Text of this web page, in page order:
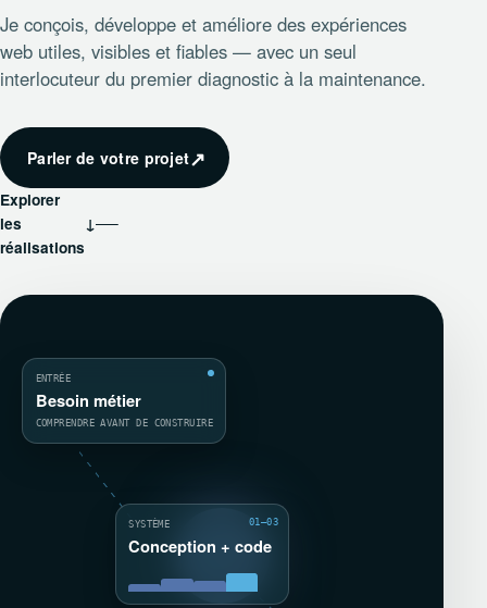
Je conçois, développe et améliore des expériences
web utiles, visibles et fiables — avec un seul
interlocuteur du premier diagnostic à la maintenance.
Parler de votre projet↗
Explorer
les
réalisations
↓
ENTRÉE
Besoin métier
COMPRENDRE AVANT DE CONSTRUIRE
01—03
SYSTÈME
Conception + code